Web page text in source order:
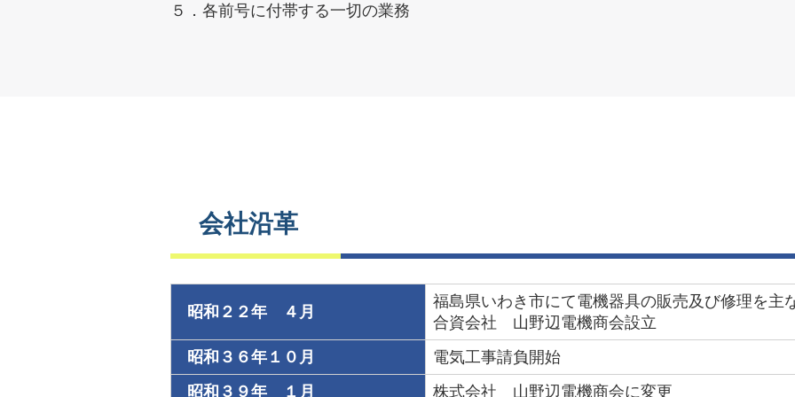
５．各前号に付帯する一切の業務
会社沿革
昭和２２年 ４月
福島県いわき市にて電機器具の販売及び修理を主
合資会社 山野辺電機商会設立
昭和３６年１０月
電気工事請負開始
昭和３９年 １月
株式会社 山野辺電機商会に変更